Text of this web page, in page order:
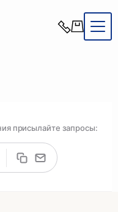
присылайте запросы: